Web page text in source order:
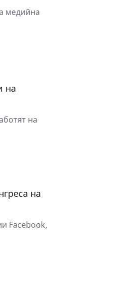
медийна
на
на
на
Facebook,